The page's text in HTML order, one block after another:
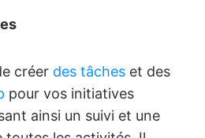
créer des tâches et des
pour vos initiatives
ainsi un suivi et une